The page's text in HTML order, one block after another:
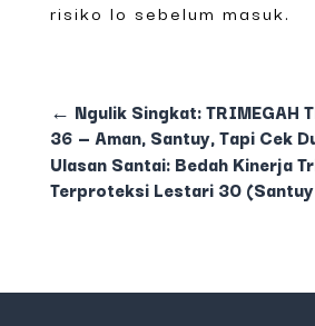
risiko lo sebelum masuk.
← Ngulik Singkat: TRIMEGAH
36 — Aman, Santuy, Tapi Cek
Ulasan Santai: Bedah Kinerja
Terproteksi Lestari 30